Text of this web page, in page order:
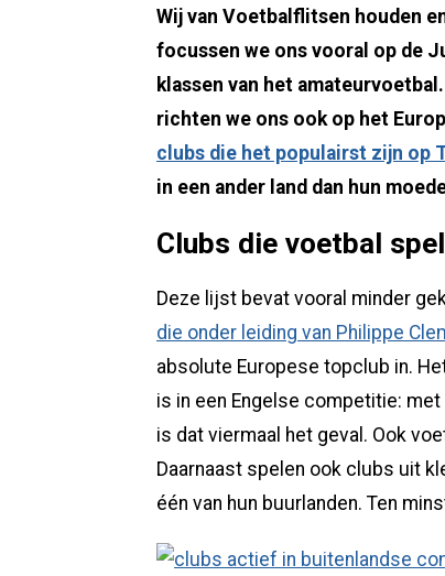
Wij van Voetbalflitsen houden
focussen we ons vooral op de
klassen van het
richten we ons ook op het
clubs die het populairst zijn op
in een ander land dan hun
Clubs die voetbal
Deze lijst bevat vooral minder
die onder leiding van Philippe
absolute Europese topclub in.
is in een Engelse competitie:
is dat viermaal het geval. Ook
Daarnaast spelen ook clubs uit
één van hun buurlanden. Ten